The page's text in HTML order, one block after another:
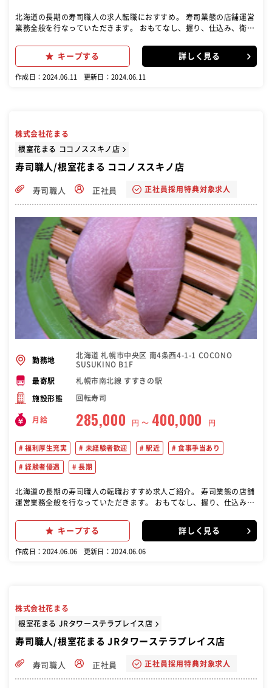
北海道の長期の寿司職人の求人転職におすすめ。 寿司業態の店舗運営
業務全般を行なっていただきます。 おもてなし、握り、仕込み、衛
営に関するあらゆる業務を行って頂きます。 ●「花咲学校」という研
修プログラムがありますので、店舗でのOJTと並行しながら知識とス
い未経験の方など、活躍されています。主任、店長とスピード感を持
キープする 詳しく見る
作成日：2024.06.11 更新日：2024.06.11
株式会社花まる
根室花まる ココノススキノ店
寿司職人/根室花まる ココノススキノ店
寿司職人 正社員 正社員採用特典対象求人
勤務地
北海道 札幌市中央区 南4条西4-1-1 COCONO
SUSUKINO B1F
最寄駅 札幌市南北線 すすきの駅
施設形態 回転寿司
月給 285,000 円 〜 400,000 円
福利厚生充実 未経験者歓迎 駅近 食事手当あり
経験者優遇 長期
北海道の長期の寿司職人の転職おすすめ求人ご紹介。 寿司業態の店舗
運営業務全般を行なっていただきます。 おもてなし、握り、仕込み、
運営に関するあらゆる業務を行って頂きます。
キープする 詳しく見る
作成日：2024.06.06 更新日：2024.06.06
株式会社花まる
根室花まる JRタワーステラプレイス店
寿司職人/根室花まる JRタワーステラプレイス店
寿司職人 正社員 正社員採用特典対象求人